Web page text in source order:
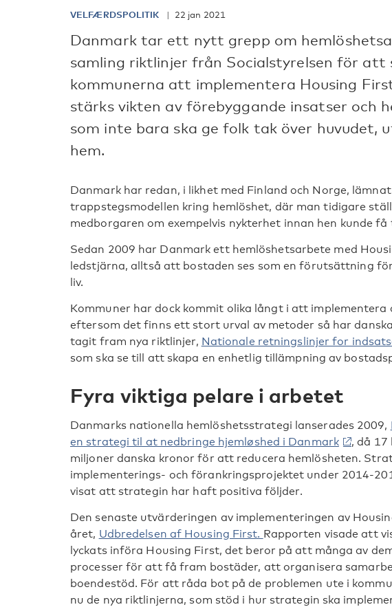
VELFÆRDSPOLITIK 22 jan 2021
Danmark tar ett nytt grepp om
samling riktlinjer från Socialstyrelsen för
kommunerna att implementera Housing
stärks vikten av förebyggande insatser och
som inte bara ska ge folk tak över huvudet,
hem.
Danmark har redan, i likhet med Finland och Norge,
trappstegsmodellen kring hemlöshet, där man tidigare
medborgaren om exempelvis nykterhet innan hen kunde
Sedan 2009 har Danmark ett hemlöshetsarbete med
ledstjärna, alltså att bostaden ses som en förutsättning
liv.
Kommuner har dock kommit olika långt i att implementera
eftersom det finns ett stort urval av metoder så har
tagit fram nya riktlinjer, Nationale retningslinjer for
som ska se till att skapa en enhetlig tillämpning av
Fyra viktiga pelare i arbetet
Danmarks nationella hemlöshetsstrategi lanserades 2009,
en strategi til at nedbringe hjemløshed i Danmark
, då 17
miljoner danska kronor för att reducera hemlösheten.
implementerings- och förankringsprojektet under 2014-
visat att strategin har haft positiva följder.
Den senaste utvärderingen av implementeringen av
året, Udbredelsen af Housing First. Rapporten visade att
lyckats införa Housing First, det beror på att många av
processer för att få fram bostäder, att organisera
boendestöd. För att råda bot på de problemen ute i
nu de nya riktlinjerna, som stöd i hur strategin ska